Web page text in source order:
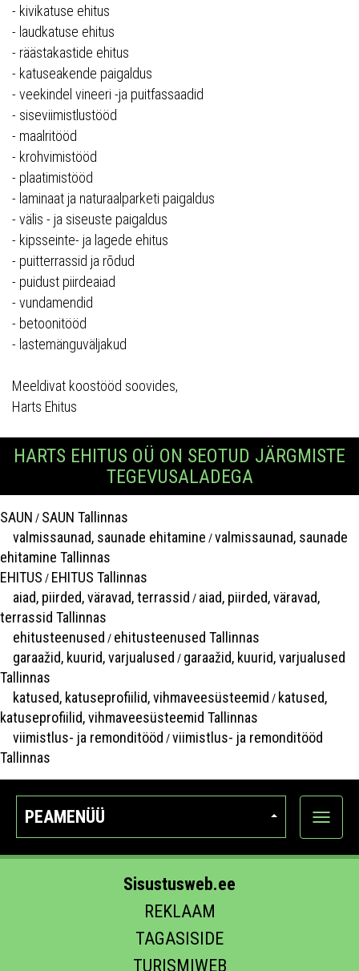
- kivikatuse ehitus
- laudkatuse ehitus
- räästakastide ehitus
- katuseakende paigaldus
- veekindel vineeri -ja puitfassaadid
- siseviimistlustööd
- maalritööd
- krohvimistööd
- plaatimistööd
- laminaat ja naturaalparketi paigaldus
- välis - ja siseuste paigaldus
- kipsseinte- ja lagede ehitus
- puitterrassid ja rõdud
- puidust piirdeaiad
- vundamendid
- betoonitööd
- lastemänguväljakud
Meeldivat koostööd soovides,
Harts Ehitus
HARTS EHITUS OÜ ON SEOTUD JÄRGMISTE
TEGEVUSALADEGA
SAUN / SAUN Tallinnas
valmissaunad, saunade ehitamine /valmissaunad, saunade
ehitamine Tallinnas
EHITUS / EHITUS Tallinnas
aiad, piirded, väravad, terrassid / aiad, piirded, väravad,
terrassid Tallinnas
ehitusteenused / ehitusteenused Tallinnas
garaažid, kuurid, varjualused / garaažid, kuurid, varjualused
Tallinnas
katused, katuseprofiilid, vihmaveesüsteemid / katused,
katuseprofiilid, vihmaveesüsteemid Tallinnas
viimistlus- ja remonditööd /viimistlus- ja remonditööd
Tallinnas
PEAMENÜÜ
Ava
Sisustusweb.ee
REKLAAM
TAGASISIDE
TURISMIWEB